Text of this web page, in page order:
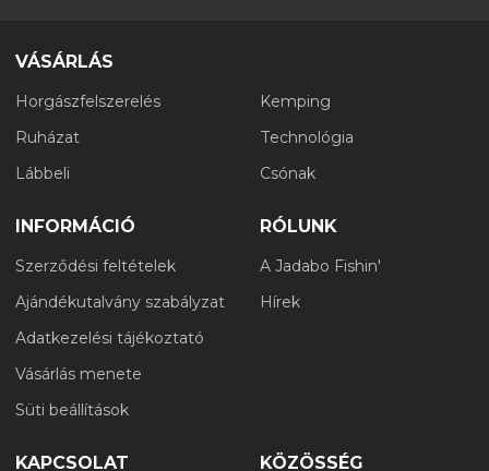
VÁSÁRLÁS
Horgászfelszerelés
Ruházat
Lábbeli
Kemping
Technológia
Csónak
INFORMÁCIÓ
Szerződési feltételek
Ajándékutalvány szabályzat
Adatkezelési tájékoztató
Vásárlás menete
Süti beállítások
RÓLUNK
A Jadabo Fishin'
Hírek
KAPCSOLAT KÖZÖSSÉG